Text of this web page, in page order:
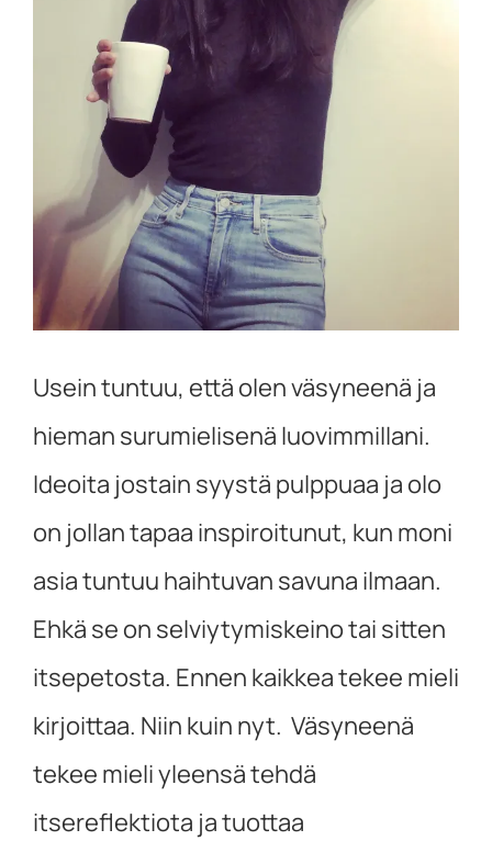
isompana
Usein tuntuu, että olen väsyneenä ja
hieman surumielisenä luovimmillani.
Ideoita jostain syystä pulppuaa ja olo
on jollan tapaa inspiroitunut, kun moni
asia tuntuu haihtuvan savuna ilmaan.
Ehkä se on selviytymiskeino tai sitten
itsepetosta. Ennen kaikkea tekee mieli
kirjoittaa. Niin kuin nyt. Väsyneenä
tekee mieli yleensä tehdä
itsereflektiota ja tuottaa